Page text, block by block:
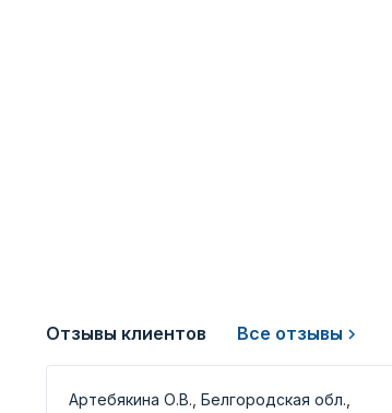
Отзывы клиентов Все отзывы
Артебякина О.В., Белгородская обл.,